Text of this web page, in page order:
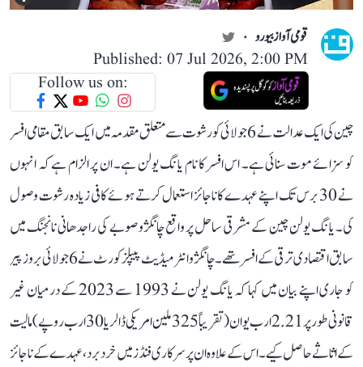
قومی آواز بیورو
Published: 07 Jul 2026, 2:00 PM
Follow us on:
چین کی ایک عدالت نے 6 جولائی کو رشوت سے متعلق مقدمہ میں ایک سابق مقامی افسر
کو سزائے موت سنائی ہے۔ اس افسر کا نام یانگ یولن ہے۔ ان پر الزام ہے کہ انہوں
نے 30 برس تک اپنے عہدے کا ناجائز استعمال کرتے ہوئے کافی زیادہ رشوت وصول
کی۔ یانگ یولن چین کے مشرقی ساحل پر واقع چانگژو صوبے کی راجدھانی نانجنگ میں
سابق اقتصادی ترقی کے افسر تھے۔ چانگژو انٹرمیڈیٹ پیپلز کورٹ نے 6 جولائی بروز پیر
کو جاری اپنے بیان میں کہا کہ یانگ یولن نے 1993 سے 2023 کے درمیان غیر
قانونی طور پر 2.21 ارب یوان (تقریباً 325 ملین امریکی ڈالر یا 30 ارب روپے) مالیت
کے اثاثے حاصل کیے۔ اس کے علاوہ ان پر سرکاری فنڈز میں خرد برد، عہدے کے ناجائز